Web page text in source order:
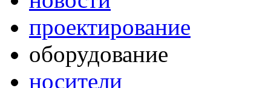
проектирование
оборудование
носители